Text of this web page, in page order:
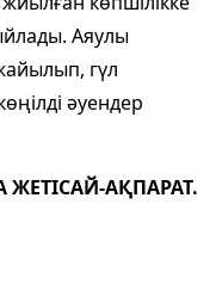
Аяулы
гүл
әуендер
АҚПАРАТ.